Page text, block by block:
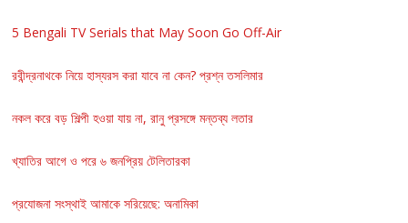
5 Bengali TV Serials that May Soon Go Off-Air
রবীন্দ্রনাথকে নিয়ে হাস্যরস করা যাবে না কেন? প্রশ্ন তসলিমার
নকল করে বড় শিল্পী হওয়া যায় না, রানু প্রসঙ্গে মন্তব্য লতার
খ্যাতির আগে ও পরে ৬ জনপ্রিয় টেলিতারকা
প্রযোজনা সংস্থাই আমাকে সরিয়েছে: অনামিকা